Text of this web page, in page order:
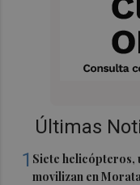
Últimas
1 Siete helicópteros,
movilizan en